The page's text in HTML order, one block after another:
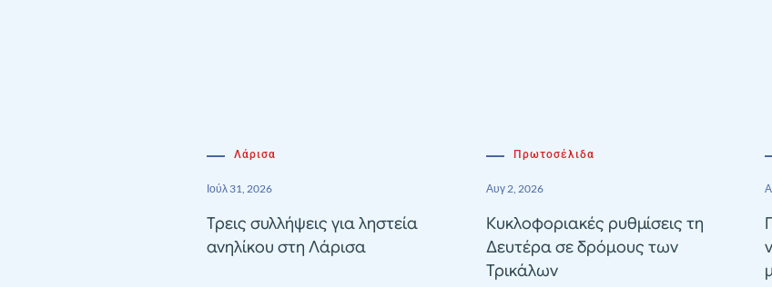
Λάρισα
Ιούλ 31, 2026
Τρεις συλλήψεις για ληστεία
ανηλίκου στη Λάρισα
Πρωτοσέλιδα
Αυγ 2, 2026
Κυκλοφοριακές ρυθμίσεις τη
Δευτέρα σε δρόμους των
Τρικάλων